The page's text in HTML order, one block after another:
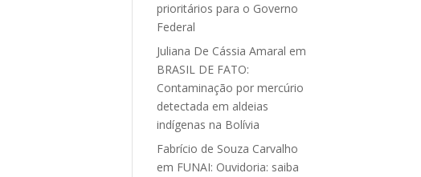
prioritários para o Governo
Federal
Juliana De Cássia Amaral em
BRASIL DE FATO:
Contaminação por mercúrio
detectada em aldeias
indígenas na Bolívia
Fabrício de Souza Carvalho
em FUNAI: Ouvidoria: saiba